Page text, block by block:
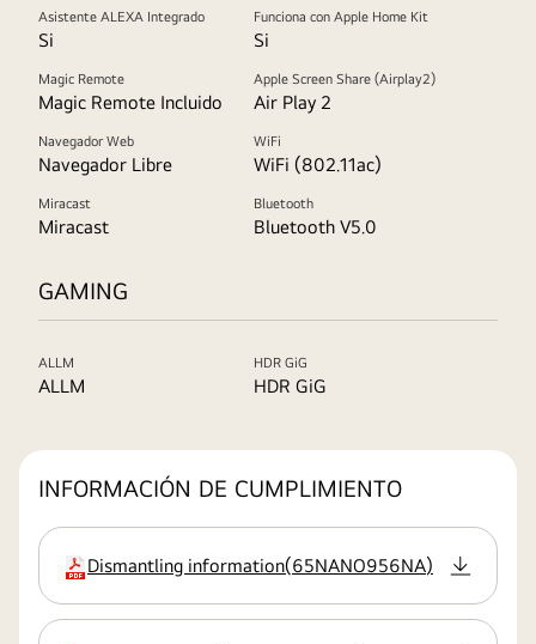
Asistente ALEXA Integrado
Si
Funciona con Apple Home Kit
Si
Magic Remote
Magic Remote Incluido
Apple Screen Share (Airplay2)
Air Play 2
Navegador Web
Navegador Libre
WiFi
WiFi (802.11ac)
Miracast
Miracast
Bluetooth
Bluetooth V5.0
GAMING
ALLM
ALLM
HDR GiG
HDR GiG
INFORMACIÓN DE CUMPLIMIENTO
extensión:pdf
Dismantling information(65NANO956NA)